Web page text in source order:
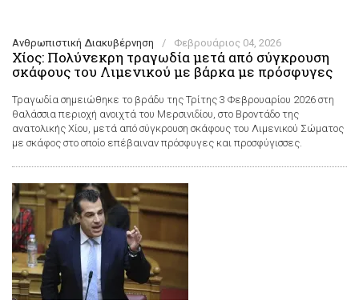
Ανθρωπιστική Διακυβέρνηση / Φεβρουάριος 04, 2026
Χίος: Πολύνεκρη τραγωδία μετά από σύγκρουση
σκάφους του Λιμενικού με βάρκα με πρόσφυγες
Τραγωδία σημειώθηκε το βράδυ της Τρίτης 3 Φεβρουαρίου 2026 στη
θαλάσσια περιοχή ανοιχτά του Μερσινιδίου, στο Βροντάδο της
ανατολικής Χίου, μετά από σύγκρουση σκάφους του Λιμενικού Σώματος
με σκάφος στο οποίο επέβαιναν πρόσφυγες και προσφύγισσες.